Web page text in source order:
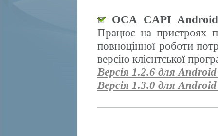
OCA CAPI Android
Працює на пристроях
повноцінної роботи
версію клієнтської
Версія 1.2.6 для
Версія 1.3.0 для